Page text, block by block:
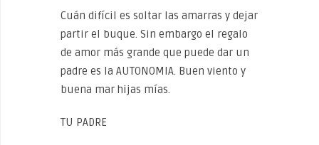
Cuán difícil es soltar las amarras y dejar
partir el buque. Sin embargo el regalo
de amor más grande que puede dar un
padre es la AUTONOMIA. Buen viento y
buena mar hijas mías.
TU PADRE